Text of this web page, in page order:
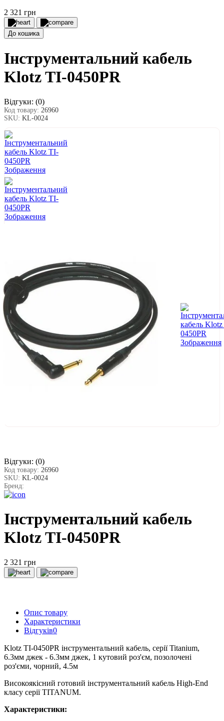
2 321 грн
До кошика
Інструментальний кабель
Klotz TI-0450PR
Відгуки: (0)
Код товару: 26960
SKU: KL-0024
Відгуки: (0)
Код товару: 26960
SKU: KL-0024
Бренд:
Інструментальний кабель
Klotz TI-0450PR
2 321 грн
Опис товару
Характеристики
Відгуків0
Klotz TI-0450PR інструментальний кабель, серії Titanium,
6.3мм джек - 6.3мм джек, 1 кутовий роз'єм, позолочені
роз'єми, чорний, 4.5м
Високоякісний готовий інструментальний кабель High-End
класу серії TITANUM.
Характеристики: